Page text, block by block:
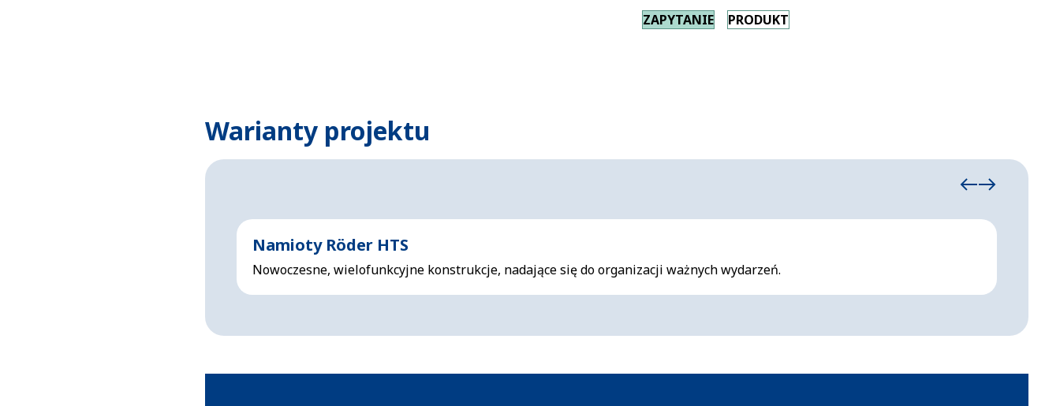
ZAPYTANIE PRODUKT
Warianty projektu
Namioty Röder HTS
Nowoczesne, wielofunkcyjne konstrukcje, nadające się do organizacji ważnych wydarzeń.